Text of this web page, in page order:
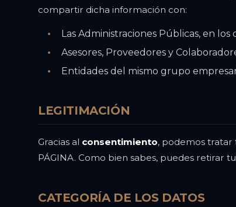
compartir dicha información con:
Las Administraciones Públicas, en los
Asesores, Proveedores y
Entidades del mismo grupo
LEGITIMACIÓN
Gracias al consentimiento, podemos tratar
PÁGINA. Como bien sabes, puedes retirar
CATEGORÍA DE LOS DATOS